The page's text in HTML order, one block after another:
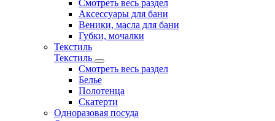
Смотреть весь раздел
Аксессуары для бани
Веники, масла для бани
Губки, мочалки
Текстиль
Текстиль
Смотреть весь раздел
Белье
Полотенца
Скатерти
Одноразовая посуда